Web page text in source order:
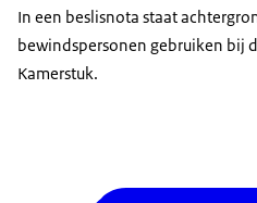
In een beslisnota staat
bewindspersonen gebruiken bij
Kamerstuk.